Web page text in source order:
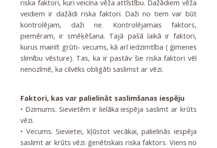
riska faktori, kuri veicina vēža attīstību. Dažādiem vēža
veidiem ir dažādi riska faktori. Daži no tiem var būt
kontrolējam, daži ne. Kontrolējamais faktors,
piemēram, ir smēķēšana. Tajā pašā laikā ir faktori,
kurus mainīt grūti- vecums, kā arī iedzimtība ( ģimenes
slimību vēsture). Tas, ka ir pastāv šie riska faktori vēl
nenozīmē, ka cilvēks obligāti saslimst ar vēzi.
Faktori, kas var palielināt saslimšanas iespēju
• Dzimums. Sievietēm ir lielāka iespēja saslimt ar krūts
vēzi.
• Vecums. Sievietei, kļūstot vecākai, palielinās iespēja
saslimt ar krūts vēzi. ģenētiskais riska faktors. Viens no